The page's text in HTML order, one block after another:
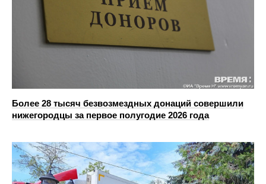
Более 28 тысяч безвозмездных донаций совершили
нижегородцы за первое полугодие 2026 года